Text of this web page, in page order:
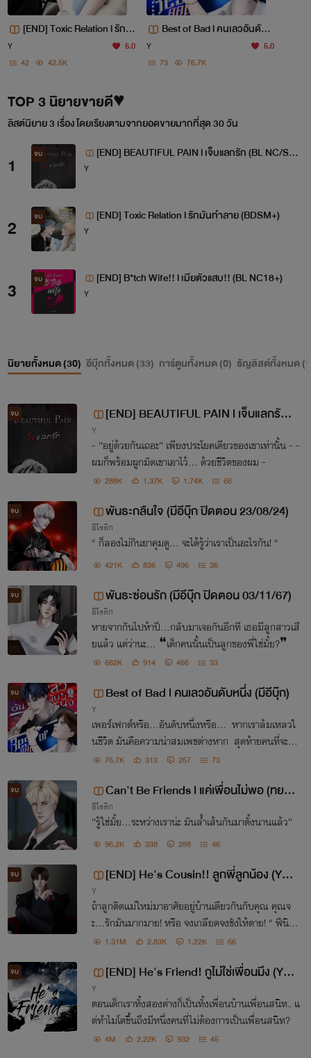
[END] Toxic Relation l รักมั
Y
5.0
42
42.5K
Best of Bad l คนเลวอันดับห
Y
5.0
73
76.7K
TOP 3 นิยายขายดี♥
ลิสต์นิยาย 3 เรื่อง โดยเรียงตามจากยอดขายมากที่สุด 30 วัน
1 จบ
[END] BEAUTIFUL PAIN l เจ็บแลกรัก (BL NC/SM
Y
2 จบ [END] Toxic Relation l รักมันทำลาย (BDSM+)
Y
3 จบ [END] B*tch Wife!! l เมียตัวแสบ!! (BL NC18+)
Y
นิยายทั้งหมด (30) อีบุ๊กทั้งหมด (33) การ์ตูนทั้งหมด (0) ธัญลิสต์ทั้งหมด (
จบ
[END] BEAUTIFUL PAIN l เจ็บแลกรัก
(BL NC/SM 18+)
Y
- “อยู่ด้วยกันเถอะ” เพียงประโยคเดียวของเขาเท่านั้น - -
ผมก็พร้อมผูกมัดเขาเอาไว้... ด้วยชีวิตของผม -
288K 1.37K 1.74K 66
จบ พันธะกลืนใจ (มีอีบุ๊ก ปิดตอน 23/08/24)
อีโรติก
" ก็ลองไม่กินยาคุมดู... จะได้รู้ว่าเราเป็นอะไรกัน! "
421K 836 496 36
จบ พันธะซ่อนรัก (มีอีบุ๊ก ปิดตอน 03/11/67)
อีโรติก
หายจากกันไปห้าปี...กลับมาเจอกันอีกที เธอมีลูกสาวเสี
ยแล้ว แต่ว่านะ... ❝เด็กคนนั้นเป็นลูกของพี่ใช่มั้ย?❞
682K 914 466 33
จบ Best of Bad l คนเลวอันดับหนึ่ง (มีอีบุ๊ก)
Y
เพอร์เฟกต์หรือ...อันดับหนึ่งหรือ... หากเราล้มเหลวใ
นชีวิต มันคือความน่าสมเพชต่างหาก สุดท้ายคนที่จะล้ม
แชมป์ความน่าสมเพชได้นั่น ควรจะเป็นคนที่เลวอันดับห
76.7K 313 257 73
จบ
Can't Be Friends l แค่เพื่อนไม่พอ (ทยอย
ติดเหรียญ 17/03/68)
อีโรติก
“รู้ใช่มั้ย...ระหว่างเราน่ะ มันล้ำเส้นกันมาตั้งนานแล้ว”
96.2K 338 288 46
จบ
[END] He's Cousin!! ลูกพี่ลูกน้อง (Yaoi
Y
ถ้าลูกติดแม่ใหม่มาอาศัยอยู่บ้านเดียวกันกับคุณ คุณจ
ะ...รักมันมากมาย! หรือ จงเกลียดจงชังให้ตาย! " ฟีนิกซ์
" หนุ่มโฉด โหด เลว " วิสกี้ " เด็กแสบ ปากแซ่บ และเมื่
1.31M 2.83K 1.22K 66
จบ
[END] He's Friend! กูไม่ใช่เพื่อนมึง (Yao
i NC18+)
Y
ตอนเด็กเราทั้งสองต่างก็เป็นทั้งเพื่อนบ้านเพื่อนสนิท.. แ
ต่ทำไมโตขึ้นถึงมีหนึ่งคนที่ไม่ต้องการเป็นเพื่อนสนิท?
4M 2.22K 932 45